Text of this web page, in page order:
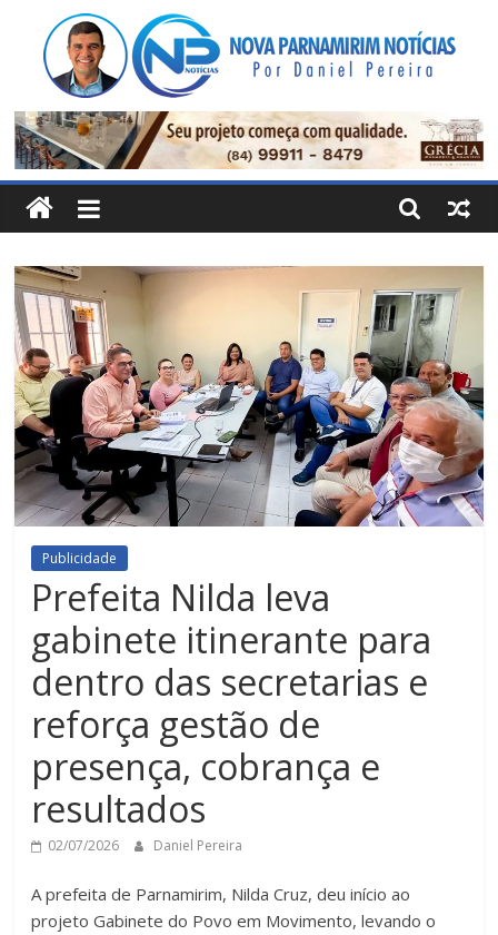
conteúdo
Nova
Parnamirim
Notícias
Por
Daniel
Pereira
Publicidade
Prefeita Nilda leva
gabinete itinerante para
dentro das secretarias e
reforça gestão de
presença, cobrança e
resultados
02/07/2026 Daniel Pereira
A prefeita de Parnamirim, Nilda Cruz, deu início ao
projeto Gabinete do Povo em Movimento, levando o